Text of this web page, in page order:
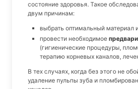
состояние здоровья. Такое
двум причинам:
выбрать оптимальный материал
провести необходимое
(гигиенические процедуры,
терапию корневых каналов,
В тех случаях, когда без этого не
удаление пульпы зуба и